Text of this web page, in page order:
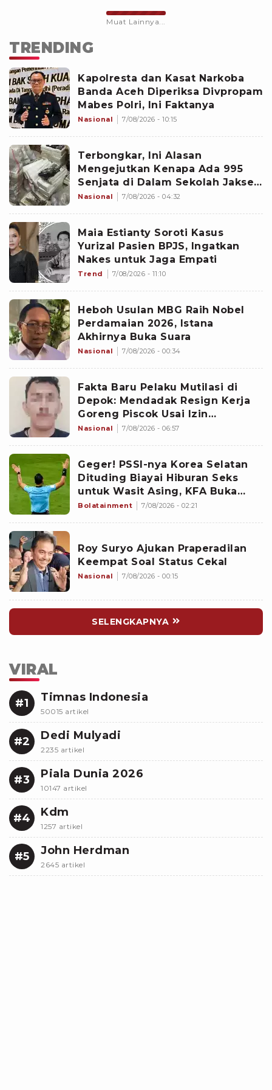
Muat Lainnya...
TRENDING
Kapolresta dan Kasat Narkoba
Banda Aceh Diperiksa Divpropam
Mabes Polri, Ini Faktanya
Nasional 7/08/2026 - 10:15
Terbongkar, Ini Alasan
Mengejutkan Kenapa Ada 995
Senjata di Dalam Sekolah Jaksel
Sejak 2020
Nasional 7/08/2026 - 04:32
Maia Estianty Soroti Kasus
Yurizal Pasien BPJS, Ingatkan
Nakes untuk Jaga Empati
Trend 7/08/2026 - 11:10
Heboh Usulan MBG Raih Nobel
Perdamaian 2026, Istana
Akhirnya Buka Suara
Nasional 7/08/2026 - 00:34
Fakta Baru Pelaku Mutilasi di
Depok: Mendadak Resign Kerja
Goreng Piscok Usai Izin
Interview di Mal
Nasional 7/08/2026 - 06:57
Geger! PSSI-nya Korea Selatan
Dituding Biayai Hiburan Seks
untuk Wasit Asing, KFA Buka
Suara
Bolatainment 7/08/2026 - 02:21
Roy Suryo Ajukan Praperadilan
Keempat Soal Status Cekal
Nasional 7/08/2026 - 00:15
SELENGKAPNYA
VIRAL
#1 Timnas Indonesia
50015 artikel
#2 Dedi Mulyadi
2235 artikel
#3 Piala Dunia 2026
10147 artikel
#4 Kdm
1257 artikel
#5 John Herdman
2645 artikel